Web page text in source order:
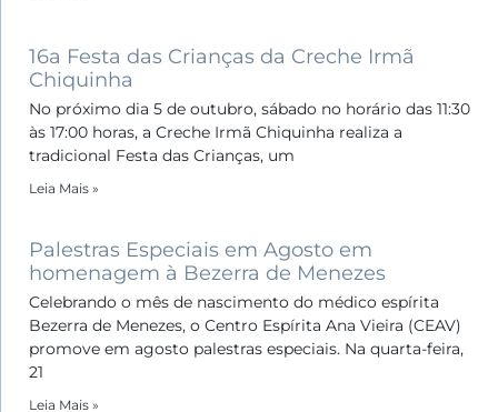
16a Festa das Crianças da Creche Irmã
Chiquinha
No próximo dia 5 de outubro, sábado no horário das 11:30
às 17:00 horas, a Creche Irmã Chiquinha realiza a
tradicional Festa das Crianças, um
Leia Mais »
Palestras Especiais em Agosto em
homenagem à Bezerra de Menezes
Celebrando o mês de nascimento do médico espírita
Bezerra de Menezes, o Centro Espírita Ana Vieira (CEAV)
promove em agosto palestras especiais. Na quarta-feira,
21
Leia Mais »